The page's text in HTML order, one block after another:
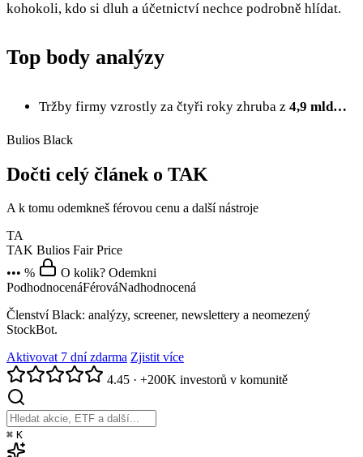
kohokoli, kdo si dluh a účetnictví nechce podrobně hlídat.
Top body analýzy
Tržby firmy vzrostly za čtyři roky zhruba z 4,9 mld…
Bulios Black
Dočti celý článek o TAK
A k tomu odemkneš férovou cenu a další nástroje
TA
TAK Bulios Fair Price
••• %
O kolik? Odemkni
PodhodnocenáFérováNadhodnocená
Členství Black: analýzy, screener, newslettery a neomezený
StockBot.
Aktivovat 7 dní zdarma Zjistit více
4.45 · +200K investorů v komunitě
⌘ K